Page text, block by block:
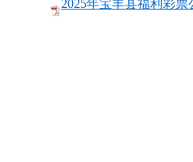
2025年宝丰县福利彩